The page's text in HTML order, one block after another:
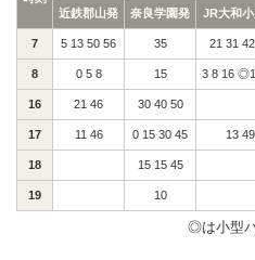
近鉄郡山発 奈良学園発 JR大和
7 5 13 50 56 35 21 31
8 0 5 8 15 3 8 16
16 21 46 30 40 50
17 11 46 0 15 30 45 13 49
18 15 15 45
19 10
◎は小型